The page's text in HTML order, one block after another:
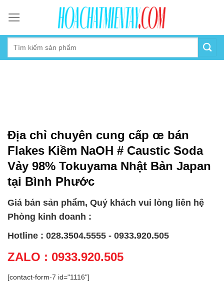
content
Địa chỉ chuyên cung cấp œ bán
Flakes Kiềm NaOH # Caustic Soda
Vảy 98% Tokuyama Nhật Bản Japan
tại Bình Phước
Giá bán sản phẩm, Quý khách vui lòng liên hệ
Phòng kinh doanh :
Hotline : 028.3504.5555 - 0933.920.505
ZALO : 0933.920.505
[contact-form-7 id="1116"]